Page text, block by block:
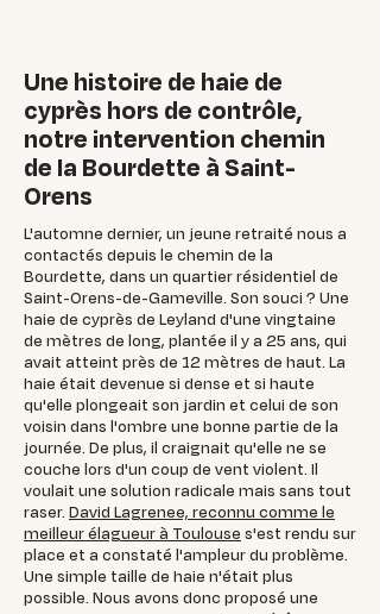
Une histoire de haie de
cyprès hors de contrôle,
notre intervention chemin
de la Bourdette à Saint-
Orens
L'automne dernier, un jeune retraité nous a
contactés depuis le chemin de la
Bourdette, dans un quartier résidentiel de
Saint-Orens-de-Gameville. Son souci ? Une
haie de cyprès de Leyland d'une vingtaine
de mètres de long, plantée il y a 25 ans, qui
avait atteint près de 12 mètres de haut. La
haie était devenue si dense et si haute
qu'elle plongeait son jardin et celui de son
voisin dans l'ombre une bonne partie de la
journée. De plus, il craignait qu'elle ne se
couche lors d'un coup de vent violent. Il
voulait une solution radicale mais sans tout
raser. David Lagrenee, reconnu comme le
meilleur élagueur à Toulouse s'est rendu sur
place et a constaté l'ampleur du problème.
Une simple taille de haie n'était plus
possible. Nous avons donc proposé une